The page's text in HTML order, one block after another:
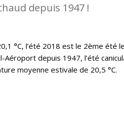
depuis 1947 !
°C, l’été 2018 est le 2ème été
depuis 1947, l’été
moyenne estivale de 20,5 °C.